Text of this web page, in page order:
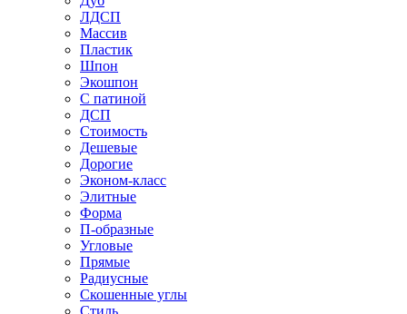
ЛДСП
Массив
Пластик
Шпон
Экошпон
С патиной
ДСП
Стоимость
Дешевые
Дорогие
Эконом-класс
Элитные
Форма
П-образные
Угловые
Прямые
Радиусные
Скошенные углы
Стиль